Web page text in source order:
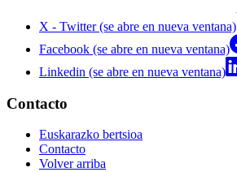
X - Twitter (se abre en nueva ventana)
Facebook (se abre en nueva ventana)
Linkedin (se abre en nueva ventana)
Contacto
Euskarazko bertsioa
Contacto
Volver arriba